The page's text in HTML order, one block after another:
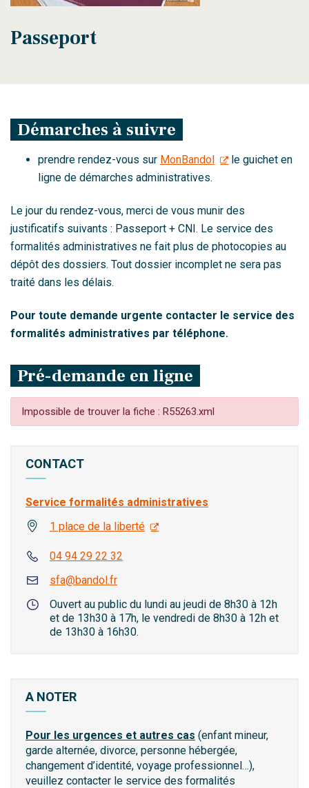
Passeport
Démarches à suivre
prendre rendez-vous sur MonBandol
le guichet en
ligne de démarches administratives.
Le jour du rendez-vous, merci de vous munir des
justificatifs suivants : Passeport + CNI. Le service des
formalités administratives ne fait plus de photocopies au
dépôt des dossiers. Tout dossier incomplet ne sera pas
traité dans les délais.
Pour toute demande urgente contacter le service des
formalités administratives par téléphone.
Pré-demande en ligne
Impossible de trouver la fiche : R55263.xml
CONTACT
Service formalités administratives
1 place de la liberté
04 94 29 22 32
sfa@bandol.fr
Ouvert au public du lundi au jeudi de 8h30 à 12h
et de 13h30 à 17h, le vendredi de 8h30 à 12h et
de 13h30 à 16h30.
A NOTER
Pour les urgences et autres cas (enfant mineur,
garde alternée, divorce, personne hébergée,
changement d’identité, voyage professionnel…),
veuillez contacter le service des formalités